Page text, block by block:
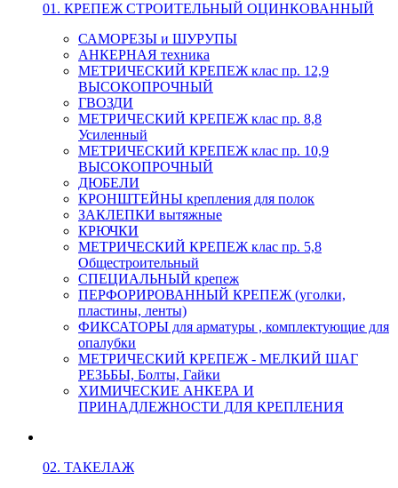
01. КРЕПЕЖ СТРОИТЕЛЬНЫЙ ОЦИНКОВАННЫЙ
САМОРЕЗЫ и ШУРУПЫ
АНКЕРНАЯ техника
МЕТРИЧЕСКИЙ КРЕПЕЖ клас пр. 12,9
ВЫСОКОПРОЧНЫЙ
ГВОЗДИ
МЕТРИЧЕСКИЙ КРЕПЕЖ клас пр. 8,8
Усиленный
МЕТРИЧЕСКИЙ КРЕПЕЖ клас пр. 10,9
ВЫСОКОПРОЧНЫЙ
ДЮБЕЛИ
КРОНШТЕЙНЫ крепления для полок
ЗАКЛЕПКИ вытяжные
КРЮЧКИ
МЕТРИЧЕСКИЙ КРЕПЕЖ клас пр. 5,8
Общестроительный
СПЕЦИАЛЬНЫЙ крепеж
ПЕРФОРИРОВАННЫЙ КРЕПЕЖ (уголки,
пластины, ленты)
ФИКСАТОРЫ для арматуры , комплектующие для
опалубки
МЕТРИЧЕСКИЙ КРЕПЕЖ - МЕЛКИЙ ШАГ
РЕЗЬБЫ, Болты, Гайки
ХИМИЧЕСКИЕ АНКЕРА И
ПРИНАДЛЕЖНОСТИ ДЛЯ КРЕПЛЕНИЯ
02. ТАКЕЛАЖ